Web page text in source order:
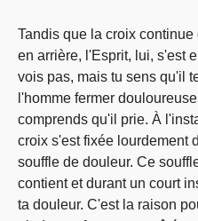
Tandis que la croix
en arrière, l'Esprit, lui, s'est
vois pas, mais tu sens qu'il
l'homme fermer
comprends qu'il prie. À
croix s'est fixée lourdement
souffle de douleur. Ce
contient et durant un court
ta douleur. C'est la raison